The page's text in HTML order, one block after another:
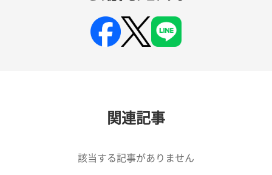
関連記事
該当する記事がありません